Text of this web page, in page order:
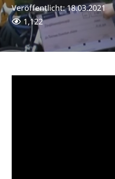
Veröffentlicht:18.03.2021
1,122